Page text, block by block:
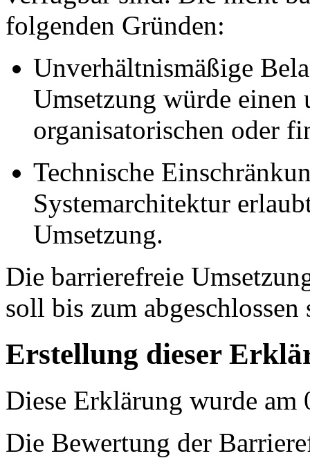
folgenden Gründen:
Unverhältnismäßige
Umsetzung würde einen
organisatorischen oder
Technische
Systemarchitektur
Umsetzung.
Die barrierefreie
soll bis zum abgeschlossen
Erstellung dieser
Diese Erklärung wurde am
Die Bewertung der